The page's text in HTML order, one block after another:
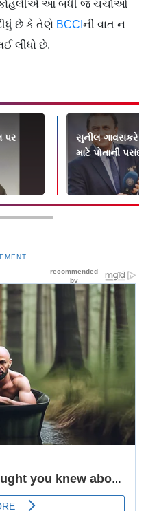
કોહલીએ આ બધી જ ચર્ચાઓ
છે કે તેણે BCCI ની વાત ન
લીધો છે.
પર
સુનીલ ગાવસકરે
માટે પોતાની